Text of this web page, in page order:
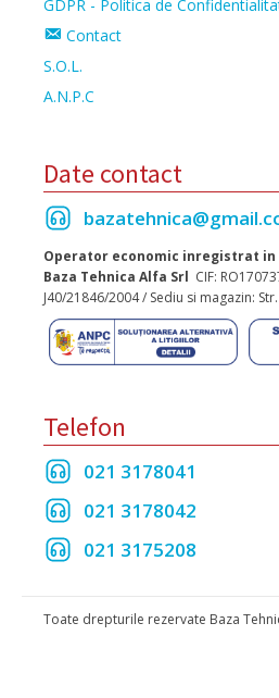
GDPR - Politica de
Contact
S.O.L.
A.N.P.C
Date contact
Operator economic inregistrat in
Baza Tehnica Alfa Srl CIF:
J40/21846/2004 / Sediu si magazin:
Telefon
021 3178041
021 3178042
021 3175208
Toate drepturile rezervate Baza